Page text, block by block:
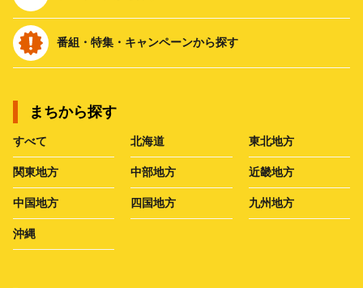
番組・特集・キャンペーンから探す
まちから探す
すべて 北海道 東北地方
関東地方 中部地方 近畿地方
中国地方 四国地方 九州地方
沖縄